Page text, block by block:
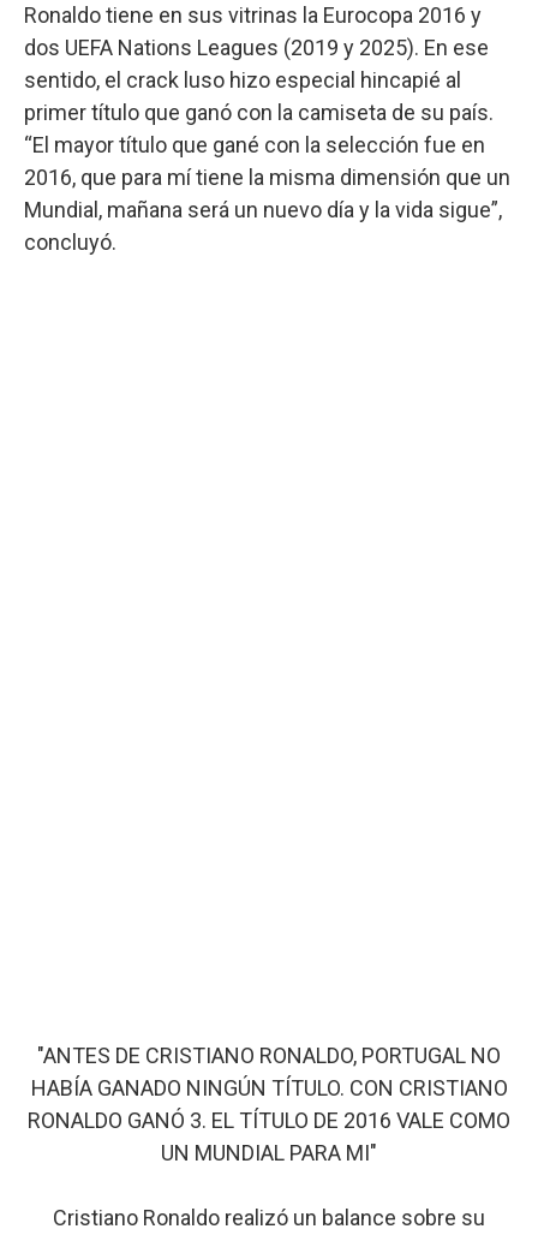
Ronaldo tiene en sus vitrinas la Eurocopa 2016 y
dos UEFA Nations Leagues (2019 y 2025). En ese
sentido, el crack luso hizo especial hincapié al
primer título que ganó con la camiseta de su país.
“El mayor título que gané con la selección fue en
2016, que para mí tiene la misma dimensión que un
Mundial, mañana será un nuevo día y la vida sigue”,
concluyó.
"ANTES DE CRISTIANO RONALDO, PORTUGAL NO
HABÍA GANADO NINGÚN TÍTULO. CON CRISTIANO
RONALDO GANÓ 3. EL TÍTULO DE 2016 VALE COMO
UN MUNDIAL PARA MI"
Cristiano Ronaldo realizó un balance sobre su